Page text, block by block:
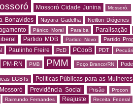
Mossoró Cidade Junina Mossoró.
Bonavides Nayara Gadelha Neilton Diógenes
Pânico Moral Paraíba Paralisação
Partido MDB Partido Novo Partido
Paulinho Freire PcD PCdoB PDT
PM-RN PMB PMM Poço Branco/RN
LGBTs Políticas Públicas para as Mulheres
Previdência Social Prisão Procon
Raimundo Fernandes Reajuste Receita Federal